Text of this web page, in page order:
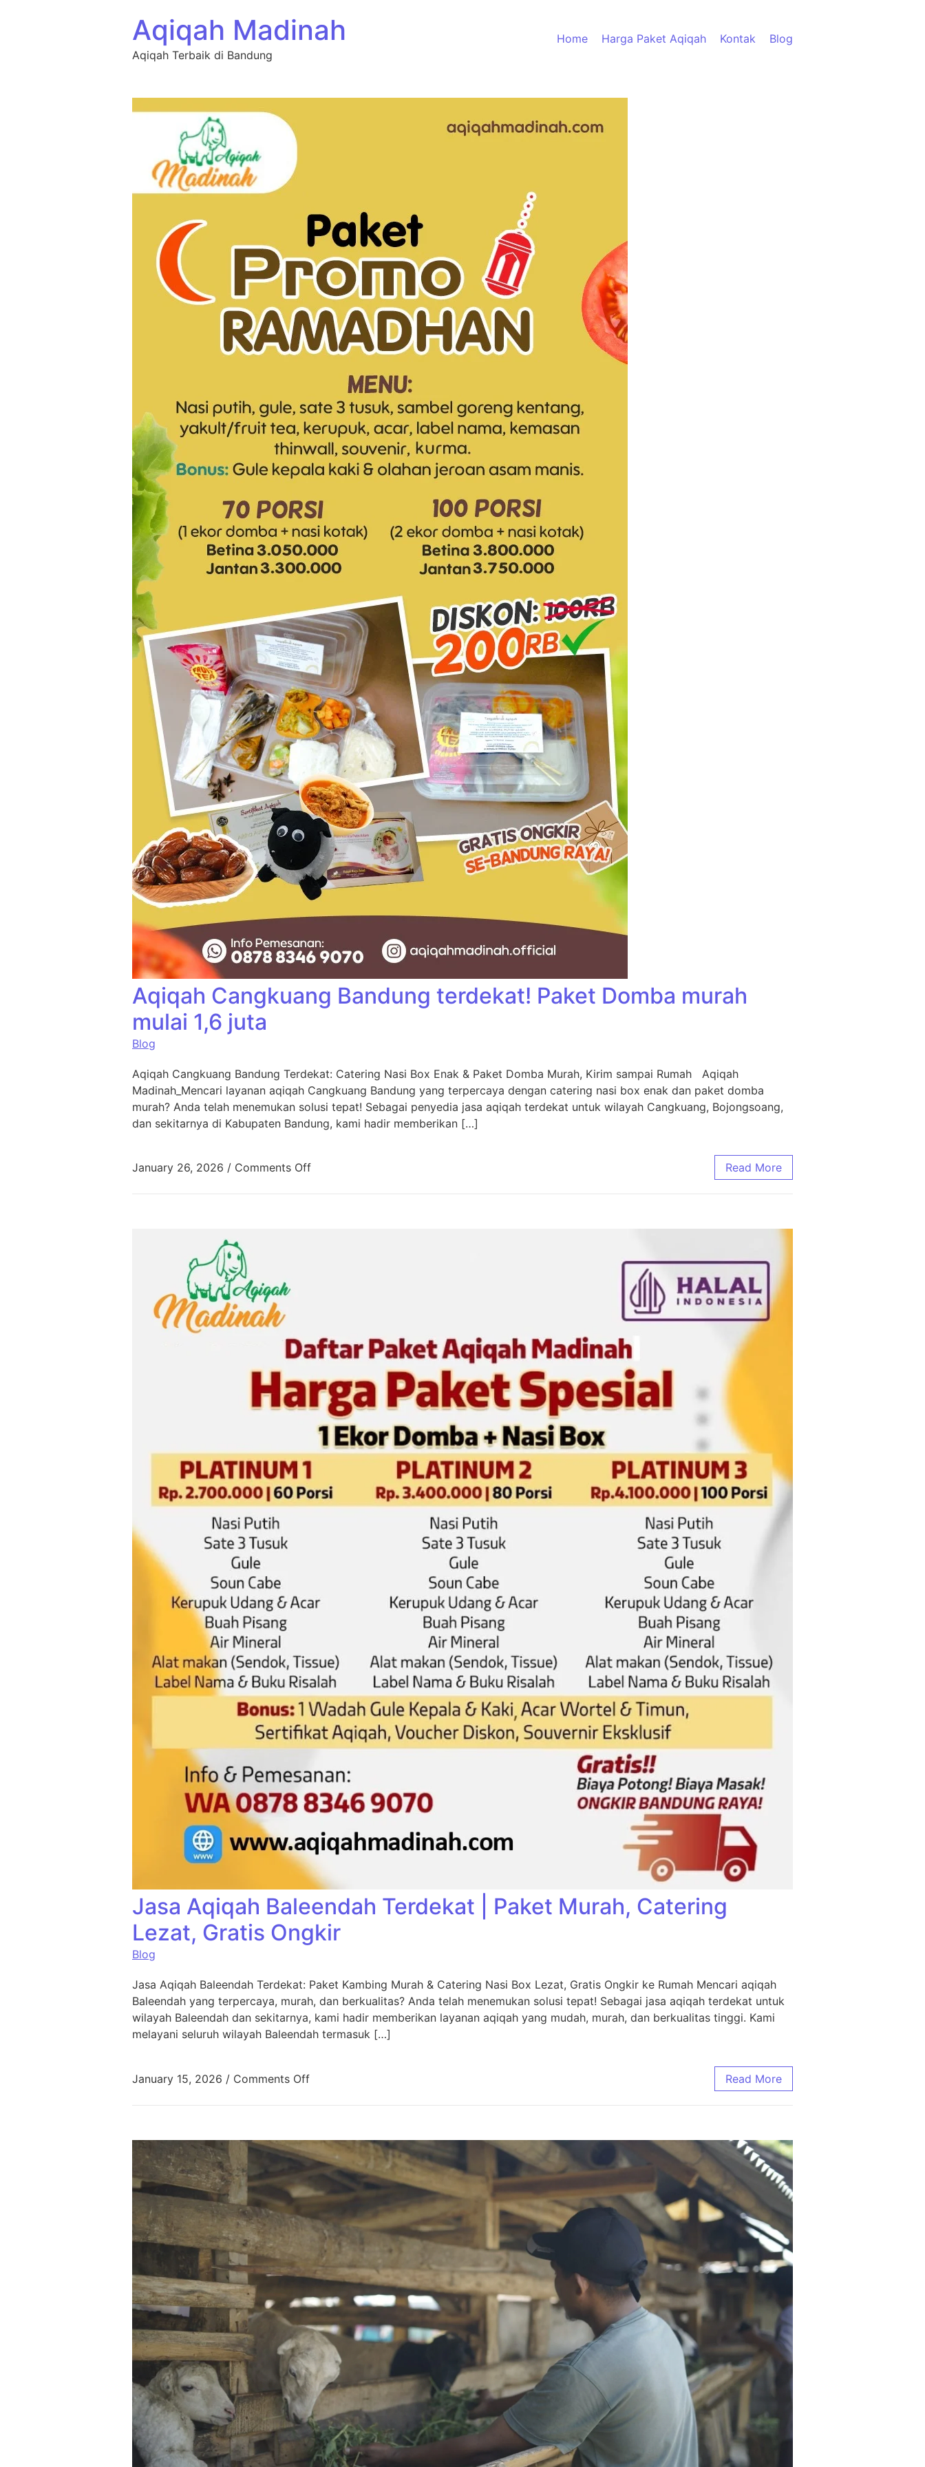
Aqiqah Madinah
Aqiqah Terbaik di Bandung
Home Harga Paket Aqiqah Kontak Blog
Aqiqah Cangkuang Bandung terdekat! Paket Domba murah
mulai 1,6 juta
Blog
Aqiqah Cangkuang Bandung Terdekat: Catering Nasi Box Enak & Paket Domba Murah, Kirim sampai Rumah Aqiqah
Madinah_Mencari layanan aqiqah Cangkuang Bandung yang terpercaya dengan catering nasi box enak dan paket domba
murah? Anda telah menemukan solusi tepat! Sebagai penyedia jasa aqiqah terdekat untuk wilayah Cangkuang, Bojongsoang,
dan sekitarnya di Kabupaten Bandung, kami hadir memberikan […]
January 26, 2026 / Comments Off Read More
Jasa Aqiqah Baleendah Terdekat | Paket Murah, Catering
Lezat, Gratis Ongkir
Blog
Jasa Aqiqah Baleendah Terdekat: Paket Kambing Murah & Catering Nasi Box Lezat, Gratis Ongkir ke Rumah Mencari aqiqah
Baleendah yang terpercaya, murah, dan berkualitas? Anda telah menemukan solusi tepat! Sebagai jasa aqiqah terdekat untuk
wilayah Baleendah dan sekitarnya, kami hadir memberikan layanan aqiqah yang mudah, murah, dan berkualitas tinggi. Kami
melayani seluruh wilayah Baleendah termasuk […]
January 15, 2026 / Comments Off Read More